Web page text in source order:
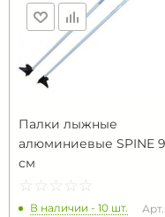
Палки лыжные
алюминиевые SPINE
см
☆ ☆ ☆ ☆ ☆
★ ★ ★ ★ ★
В наличии - 10 шт. Арт.: